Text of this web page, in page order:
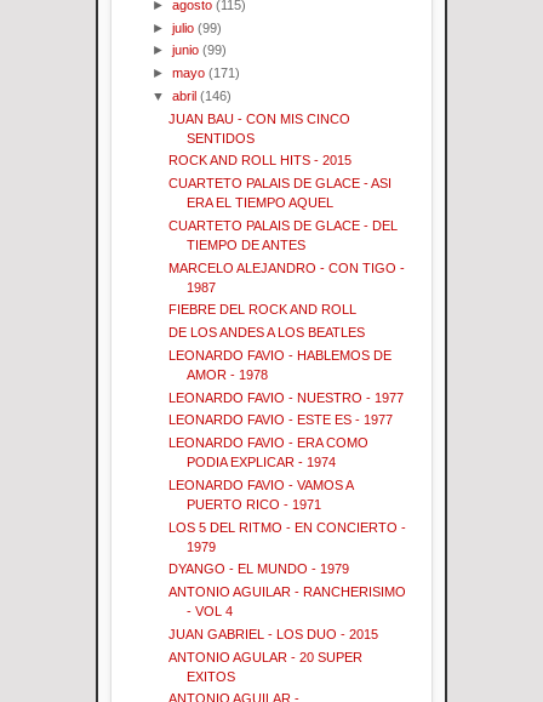
►agosto (115)
►julio (99)
►junio (99)
►mayo (171)
▼abril (146)
JUAN BAU - CON MIS CINCO
SENTIDOS
ROCK AND ROLL HITS - 2015
CUARTETO PALAIS DE GLACE - ASI
ERA EL TIEMPO AQUEL
CUARTETO PALAIS DE GLACE - DEL
TIEMPO DE ANTES
MARCELO ALEJANDRO - CON TIGO -
1987
FIEBRE DEL ROCK AND ROLL
DE LOS ANDES A LOS BEATLES
LEONARDO FAVIO - HABLEMOS DE
AMOR - 1978
LEONARDO FAVIO - NUESTRO - 1977
LEONARDO FAVIO - ESTE ES - 1977
LEONARDO FAVIO - ERA COMO
PODIA EXPLICAR - 1974
LEONARDO FAVIO - VAMOS A
PUERTO RICO - 1971
LOS 5 DEL RITMO - EN CONCIERTO -
1979
DYANGO - EL MUNDO - 1979
ANTONIO AGUILAR - RANCHERISIMO
- VOL 4
JUAN GABRIEL - LOS DUO - 2015
ANTONIO AGULAR - 20 SUPER
EXITOS
ANTONIO AGUILAR -